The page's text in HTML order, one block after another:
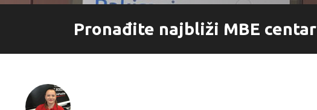
Pronađite najbliži MBE centar